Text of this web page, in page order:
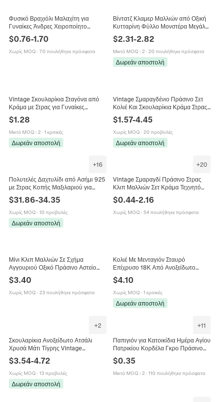
Φυσικό Βραχιόλι Μαλαχίτη για
Γυναίκες Άνδρες Χειροποίητο
Βραχιόλι με Πράσινες Πέτρινες
Χάντρες Ελαστικό Κόσμημα Γιόγκα
$0.76-1.70
Χωρίς MOQ · 70 πουλήθηκε πρόσφατα
Βίντατζ Κλαμερ Μαλλιών από Οξική
Κυτταρίνη Φύλλο Μονστέρα Μεγάλο
Πράσινο Χρυσό Χειροποίητο Κλιπ
για Γυναικεία Αξεσουάρ
$2.31-2.82
Μικτό MOQ : 2· 20 πουλήθηκε πρόσφατα
Δωρεάν αποστολή
Vintage Σκουλαρίκια Σταγόνα από
Κράμα με Στρας για Γυναίκες
Πράσινη Πέτρα Κοσμήματα για Γάμο
Πάρτι
$1.28
Μικτό MOQ : 2· 1 κριτικές
Δωρεάν αποστολή
Vintage Σμαραγδένιο Πράσινο Σετ
Κολιέ Και Σκουλαρίκια Κράμα Στρας
Ασημένιο Κούμπωμα Γυναίκες
$1.57-4.45
Χωρίς MOQ · 20 προβολές
Δωρεάν αποστολή
+16
Πολυτελές Δαχτυλίδι από Ασήμι 925
με Στρας Κοπής Μαξιλαριού για
Γυναίκες Κομψό Γαλβανισμένο
Δαχτυλίδι με Μεγάλη Έγχρωμη
Πέτρα
$31.86-34.35
Χωρίς MOQ · 10 προβολές
Δωρεάν αποστολή
+20
Vintage Σμαραγδί Πράσινο Στρας
Κλιπ Μαλλιών Σετ Κράμα Τεχνητό
Μαργαριτάρι Γεωμετρικό Πολυτελές
Γυναικεία Μόδα Αξεσουάρ Μαλλιών
$0.44-2.16
Χωρίς MOQ · 54 πουλήθηκε πρόσφατα
Μίνι Κλιπ Μαλλιών Σε Σχήμα
Αγγουριού Οξικό Πράσινο Αστείο
Αξεσουάρ Μαλλιών Για Γυναίκες
$3.40
Χωρίς MOQ · 23 πουλήθηκε πρόσφατα
Κολιέ Με Μενταγιόν Σταυρό
Επίχρυσο 18Κ Από Ανοξείδωτο
Ατσάλι Με Πράσινο Αβεντουρίνη
Ζιργκόν Κοσμήματα Γυναικεία
$4.10
Χωρίς MOQ · 1 κριτικές
Δωρεάν αποστολή
+2
Σκουλαρίκια Ανοξείδωτο Ατσάλι
Χρυσά Μάτι Τίγρης Vintage
Κοσμήματα Τεχνητό Μαργαριτάρι
Πράσινη Πέτρα Γυναίκες
$3.54-4.72
Χωρίς MOQ · 13 προβολές
Δωρεάν αποστολή
+11
Παπιγιόν για Κατοικίδια Ημέρα Αγίου
Πατρικίου Κορδέλα Γκρο Πράσινο
Γιορτινό Αξεσουάρ Διακόσμηση
Ρυθμιζόμενο
$0.35
Μικτό MOQ : 2· 110 πουλήθηκε πρόσφατα